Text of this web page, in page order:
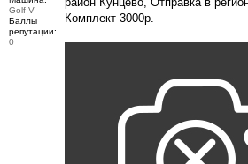
Комплект 3000р.
Golf V
Баллы
репутации:
0